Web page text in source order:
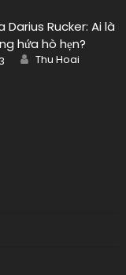
Rucker: Ai là
hứa hò hẹn?
Author
Thu Hoai